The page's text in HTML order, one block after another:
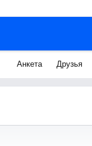
Анкета Друзья